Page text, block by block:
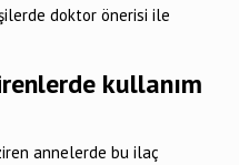
doktor önerisi ile
kullanım
annelerde bu ilaç